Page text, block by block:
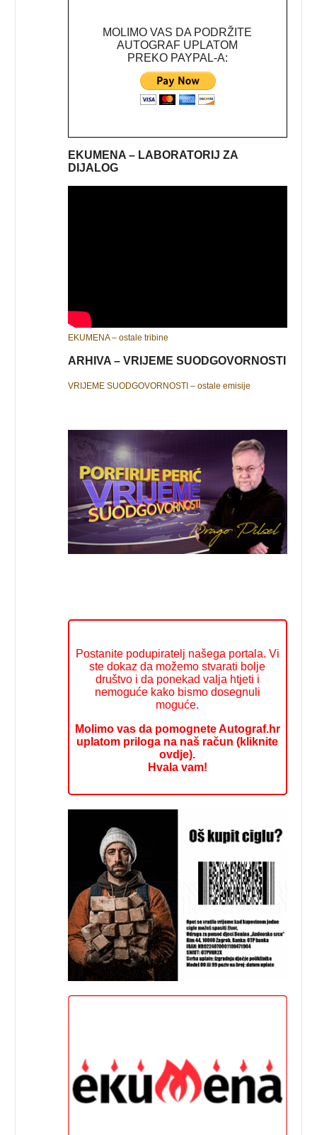
MOLIMO VAS DA PODRŽITE
AUTOGRAF UPLATOM
PREKO PAYPAL-A:
EKUMENA – LABORATORIJ ZA
DIJALOG
EKUMENA – ostale tribine
ARHIVA – VRIJEME SUODGOVORNOSTI
VRIJEME SUODGOVORNOSTI – ostale emisije
Postanite podupiratelj našega portala. Vi
ste dokaz da možemo stvarati bolje
društvo i da ponekad valja htjeti i
nemoguće kako bismo dosegnuli
moguće.
Molimo vas da pomognete Autograf.hr
uplatom priloga na naš račun (kliknite
ovdje).
Hvala vam!